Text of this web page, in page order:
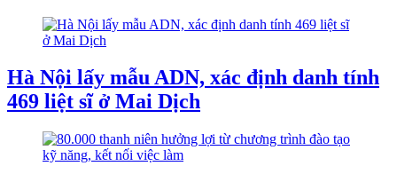
Hà Nội lấy mẫu ADN, xác định danh tính
469 liệt sĩ ở Mai Dịch